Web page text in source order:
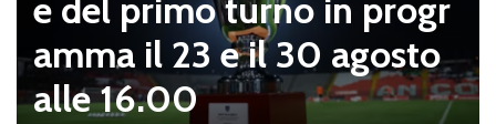
e del primo turno in progr
amma il 23 e il 30 agosto
alle 16.00